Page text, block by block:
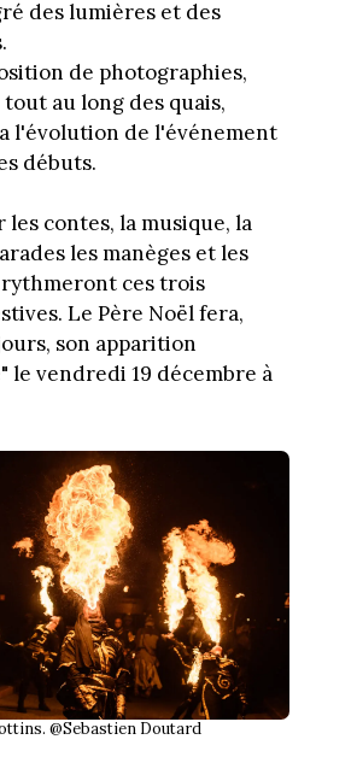
des lumières et des
de photographies,
au long des quais,
l'évolution de l'événement
débuts.
les contes, la musique, la
les manèges et les
ces trois
Le Père Noël fera,
son apparition
le vendredi 19 décembre à
@Sebastien Doutard